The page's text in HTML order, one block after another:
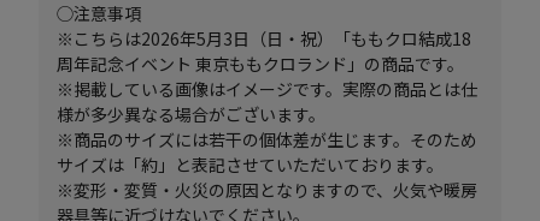
◯注意事項
※こちらは2026年5月3日（日・祝）「ももクロ結成18
周年記念イベント 東京ももクロランド」の商品です。
※掲載している画像はイメージです。実際の商品とは仕
様が多少異なる場合がございます。
※商品のサイズには若干の個体差が生じます。そのため
サイズは「約」と表記させていただいております。
※変形・変質・火災の原因となりますので、火気や暖房
器具等に近づけないでください。